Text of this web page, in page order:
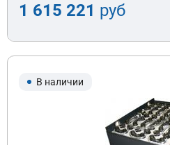
1 615 221 руб
В наличии